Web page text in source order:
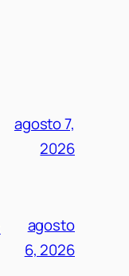
agosto 7,
2026
agosto
6, 2026